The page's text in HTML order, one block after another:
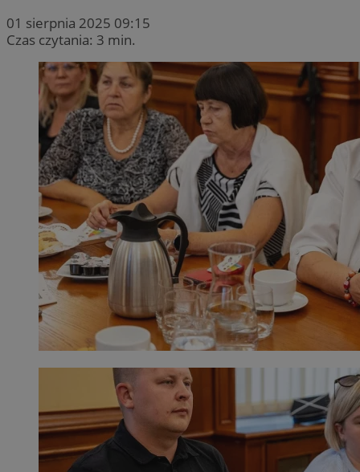
01 sierpnia 2025 09:15
Czas czytania: 3 min.